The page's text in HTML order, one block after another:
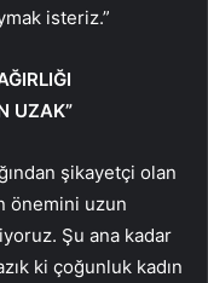
isteriz.”
UZAK”
şikayetçi olan
önemini uzun
Şu ana kadar
ki çoğunluk kadın